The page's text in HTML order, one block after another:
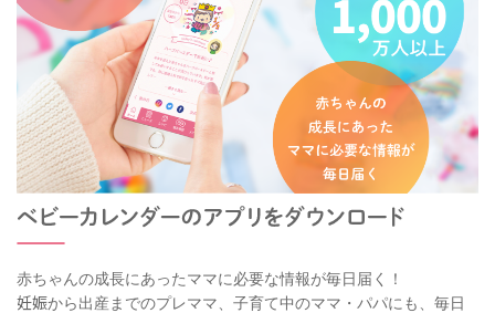
赤ちゃんの成長にあったママに必要な情報が毎日届く！
妊娠から出産までのプレママ、子育て中のママ・パパにも、毎日